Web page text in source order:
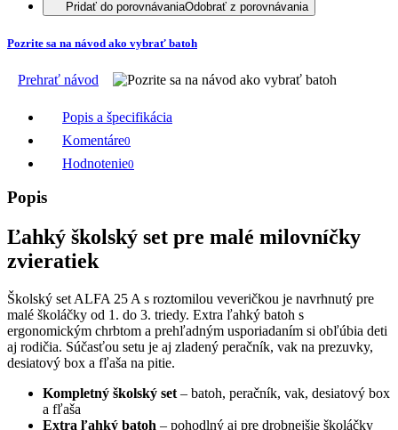
Pridať do porovnávaniaOdobrať z porovnávania
Pozrite sa na návod ako vybrať batoh
Prehrať návod
Popis a špecifikácia
Komentáre0
Hodnotenie0
Popis
Ľahký školský set pre malé milovníčky
zvieratiek
Školský set ALFA 25 A s roztomilou veveričkou je navrhnutý pre
malé školáčky od 1. do 3. triedy. Extra ľahký batoh s
ergonomickým chrbtom a prehľadným usporiadaním si obľúbia deti
aj rodičia. Súčasťou setu je aj zladený peračník, vak na prezuvky,
desiatový box a fľaša na pitie.
Kompletný školský set – batoh, peračník, vak, desiatový box
a fľaša
Extra ľahký batoh – pohodlný aj pre drobnejšie školáčky